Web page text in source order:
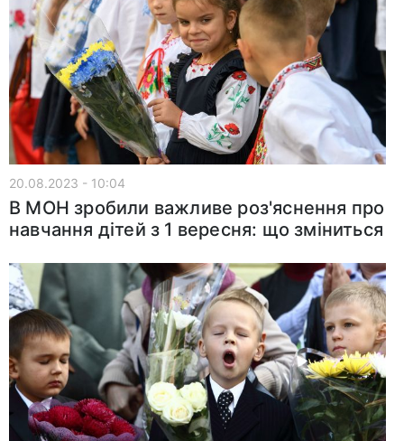
20.08.2023 - 10:04
В МОН зробили важливе роз'яснення про
навчання дітей з 1 вересня: що зміниться